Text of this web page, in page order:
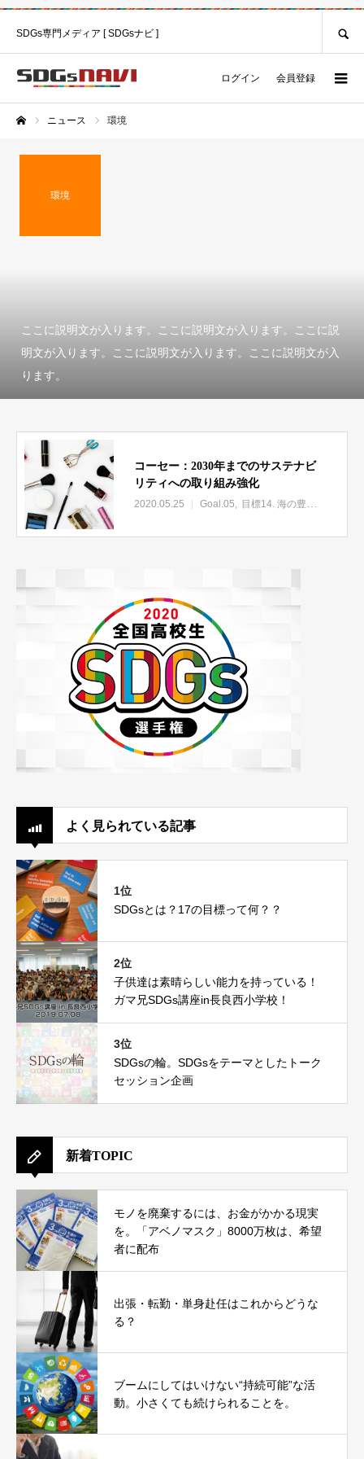
SDGs専門メディア [ SDGsナビ ]
ログイン 会員登録
ニュース 環境
環境
ここに説明文が入ります。ここに説明文が入ります。ここに説
明文が入ります。ここに説明文が入ります。ここに説明文が入
ります。
コーセー：2030年までのサステナビ
リティへの取り組み強化
2020.05.25 Goal.05 目標14. 海の豊かさを守ろう
よく見られている記事
1位
SDGsとは？17の目標って何？？
2位
子供達は素晴らしい能力を持っている！
ガマ兄SDGs講座in長良西小学校！
3位
SDGsの輪。SDGsをテーマとしたトーク
セッション企画
新着TOPIC
モノを廃棄するには、お金がかかる現実
を。「アベノマスク」8000万枚は、希望
者に配布
出張・転勤・単身赴任はこれからどうな
る？
ブームにしてはいけない“持続可能”な活
動。小さくても続けられることを。